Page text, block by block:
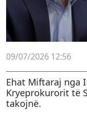
09/07/2026 12:56
Ehat Miftaraj nga
Kryeprokurorit të
takojnë.